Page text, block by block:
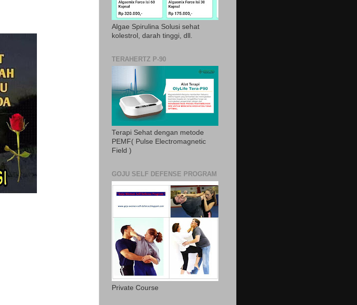
Algae Spirulina Solusi sehat
kolestrol, darah tinggi, dll.
TERAHERTZ P-90
Terapi Sehat dengan metode
PEMF( Pulse Electromagnetic
Field )
GOJU SELF DEFENSE PROGRAM
Private Course